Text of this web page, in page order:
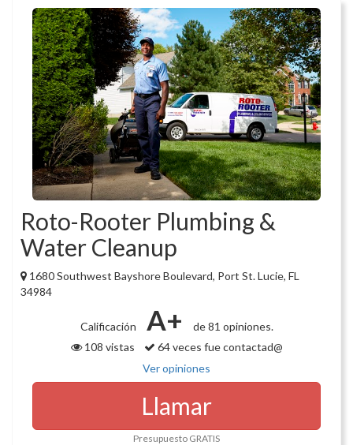
Roto-Rooter Plumbing &
Water Cleanup
1680 Southwest Bayshore Boulevard, Port St. Lucie, FL
34984
Calificación A+
de 81 opiniones.
108 vistas
64 veces fue contactad@
Ver opiniones
Llamar
Presupuesto GRATIS